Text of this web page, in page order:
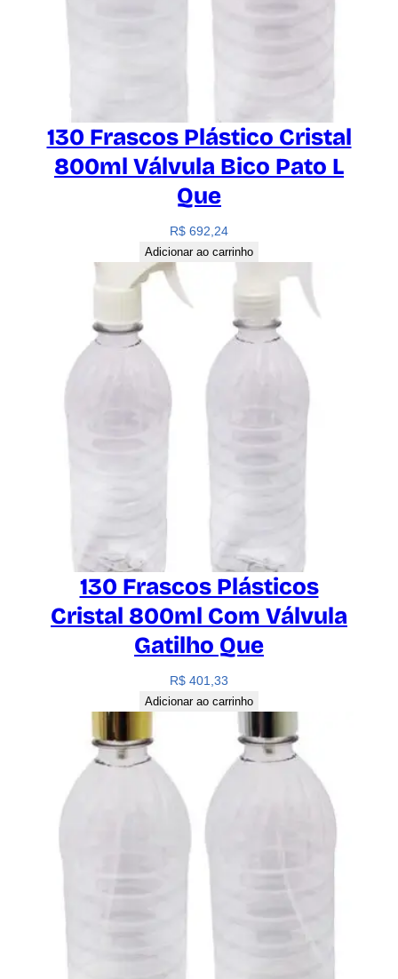
130 Frascos Plástico Cristal
800ml Válvula Bico Pato L
Que
R$ 692,24
Adicionar ao carrinho
130 Frascos Plásticos
Cristal 800ml Com Válvula
Gatilho Que
R$ 401,33
Adicionar ao carrinho